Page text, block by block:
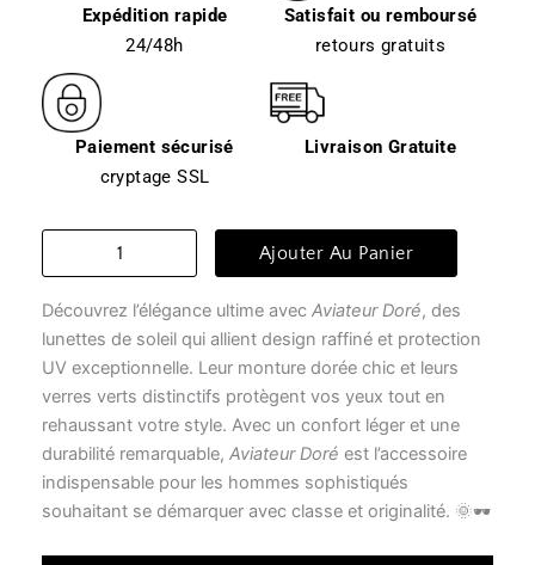
Expédition rapide
24/48h
Satisfait ou remboursé
retours gratuits
Paiement sécurisé
cryptage SSL
Livraison Gratuite
quantité
de
soleil
homme
transparente
-
aviateur
doré
Ajouter Au Panier
Découvrez l’élégance ultime avec Aviateur Doré, des
lunettes de soleil qui allient design raffiné et protection
UV exceptionnelle. Leur monture dorée chic et leurs
verres verts distinctifs protègent vos yeux tout en
rehaussant votre style. Avec un confort léger et une
durabilité remarquable, Aviateur Doré est l’accessoire
indispensable pour les hommes sophistiqués
souhaitant se démarquer avec classe et originalité. 🌞🕶️